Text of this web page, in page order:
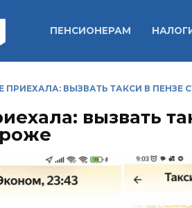
ПЕНСИОНЕРАМ
ПРИЕХАЛА: ВЫЗВАТЬ ТАКСИ В ПЕНЗЕ
вызвать